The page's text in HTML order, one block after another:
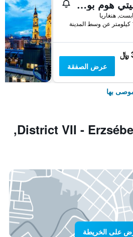
سيتي هوم بودابيست
هنغاريا
عرض الصفقة
بها
استكشفDistrict VII - Erzsébetváros,
على الخريطة